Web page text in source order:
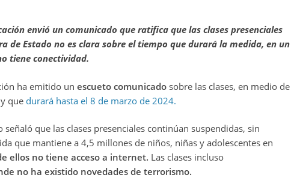
envió un comunicado que ratifica que las clases presenciales
de Estado no es clara sobre el tiempo que durará la medida, en un
tiene conectividad.
ha emitido un escueto comunicado sobre las clases, en medio de
que durará hasta el 8 de marzo de 2024.
señaló que las clases presenciales continúan suspendidas, sin
que mantiene a 4,5 millones de niños, niñas y adolescentes en
ellos no tiene acceso a internet. Las clases incluso
no ha existido novedades de terrorismo.